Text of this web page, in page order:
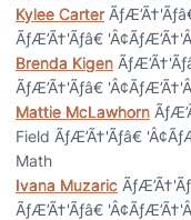
Kylee Carter
ÃƒÆ’Ã†'Ãƒâ€
Brenda Kigen
ÃƒÆ’Ã†'Ãƒâ€
Mattie McLawhorn
Field ÃƒÆ’Ã†'Ãƒâ€
Math
Ivana Muzaric
ÃƒÆ’Ã†'Ãƒâ€